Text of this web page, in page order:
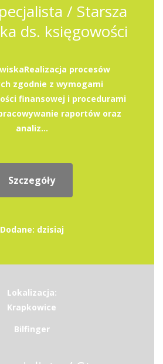
/ Starsza
ds. księgowości
procesów
zgodnie z wymogami
finansowej i procedurami
raportów oraz
analiz...
Szczegóły
Dodane: dzisiaj
Lokalizacja:
Krapkowice
Bilfinger